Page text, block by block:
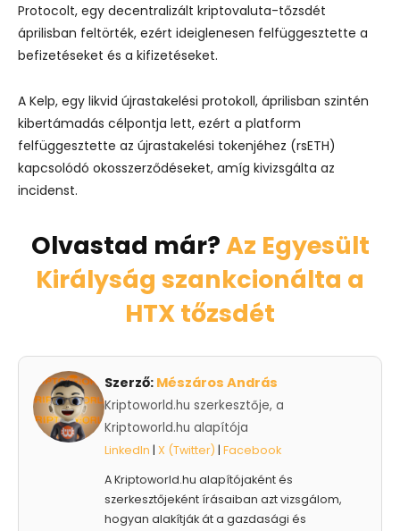
Protocolt, egy decentralizált kriptovaluta-tőzsdét
áprilisban feltörték, ezért ideiglenesen felfüggesztette a
befizetéseket és a kifizetéseket.
A Kelp, egy likvid újrastakelési protokoll, áprilisban szintén
kibertámadás célpontja lett, ezért a platform
felfüggesztette az újrastakelési tokenjéhez (rsETH)
kapcsolódó okosszerződéseket, amíg kivizsgálta az
incidenst.
Olvastad már?Az Egyesült
Királyság szankcionálta a
HTX tőzsdét
Szerző: Mészáros András
Kriptoworld.hu szerkesztője, a
Kriptoworld.hu alapítója
LinkedIn | X (Twitter) | Facebook
A Kriptoworld.hu alapítójaként és
szerkesztőjeként írásaiban azt vizsgálom,
hogyan alakítják át a gazdasági és